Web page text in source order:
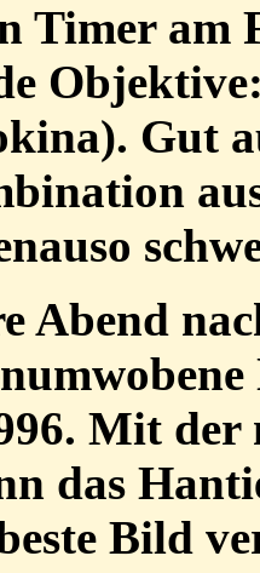
Timer am
Gut
Abend
Mit der
das
Bild